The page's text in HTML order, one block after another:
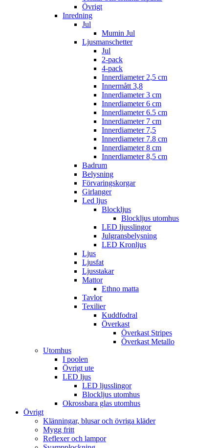
Övrigt
Inredning
Jul
Mumin Jul
Ljusmanschetter
Jul
2-pack
4-pack
Innerdiameter 2,5 cm
Innermått 3,8
Innerdiameter 3 cm
Innerdiameter 6 cm
Innerdiameter 6.5 cm
Innerdiameter 7 cm
Innerdiameter 7,5
Innerdiameter 7.8 cm
Innerdiameter 8 cm
Innerdiameter 8,5 cm
Badrum
Belysning
Förvaringskorgar
Girlanger
Led ljus
Blockljus
Blockljus utomhus
LED ljusslingor
Julgransbelysning
LED Kronljus
Ljus
Ljusfat
Ljusstakar
Mattor
Ethno matta
Tavlor
Texilier
Kuddfodral
Överkast
Överkast Stripes
Överkast Metallo
Utomhus
I poolen
Övrigt ute
LED ljus
LED ljusslingor
Blockljus utomhus
Okrossbara glas utomhus
Övrigt
Klänningar, blusar och övriga kläder
Mygg fritt
Reflexer och lampor